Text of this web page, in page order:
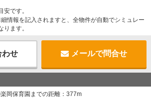
です。
情報を記入されますと、全物件が自動でシミュレー
ります。
わせ メールで問合せ
岡保育園までの距離：377m